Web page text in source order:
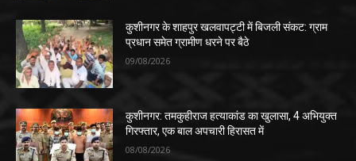
कुशीनगर के शाहपुर खलवापट्टी में बिजली संकट: ग्राम
प्रधान समेत ग्रामीण धरने पर बैठे
09/08/2026
कुशीनगर: तमकुहीराज हत्याकांड का खुलासा, 4 अभियुक्त
गिरफ्तार, एक बाल अपचारी हिरासत में
08/08/2026